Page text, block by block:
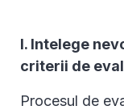
I. Intelege
criterii de
Procesul de